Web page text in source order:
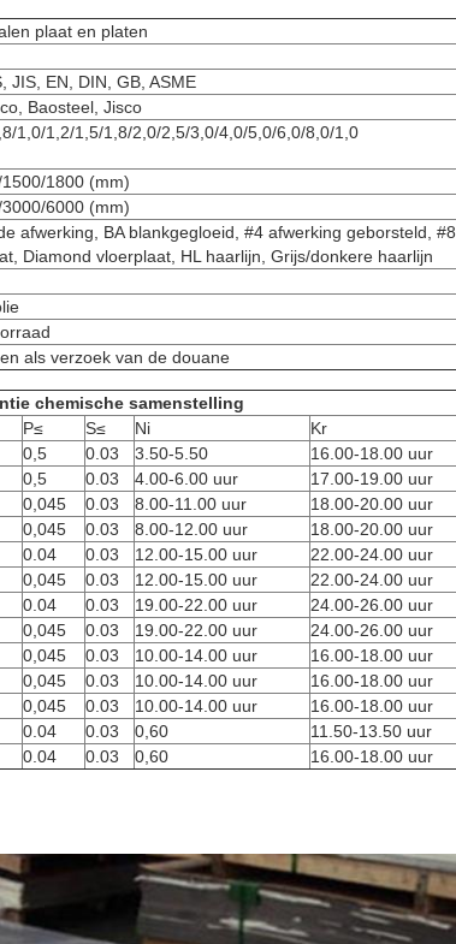
plaat en platen
JIS, EN, DIN, GB, ASME
Baosteel, Jisco
1,0/1,2/1,5/1,8/2,0/2,5/3,0/4,0/5,0/6,0/8,0/1,0
1800 (mm)
6000 (mm)
afwerking, BA blankgegloeid, #4 afwerking geborsteld, #8
Diamond vloerplaat, HL haarlijn, Grijs/donkere haarlijn
als verzoek van de douane
chemische samenstelling
P≤ S≤ Ni
Kr
0,5 0.03 3.50-5.50
16.00-18.00 uur
0,5 0.03 4.00-6.00 uur
17.00-19.00 uur
0,045 0.03 8.00-11.00 uur
18.00-20.00 uur
0,045 0.03 8.00-12.00 uur
18.00-20.00 uur
0.04 0.03 12.00-15.00 uur
22.00-24.00 uur
0,045 0.03 12.00-15.00 uur
22.00-24.00 uur
0.04 0.03 19.00-22.00 uur
24.00-26.00 uur
0,045 0.03 19.00-22.00 uur
24.00-26.00 uur
0,045 0.03 10.00-14.00 uur
16.00-18.00 uur
0,045 0.03 10.00-14.00 uur
16.00-18.00 uur
0,045 0.03 10.00-14.00 uur
16.00-18.00 uur
0.04 0.03 0,60
11.50-13.50 uur
0.04 0.03 0,60 16.00-18.00 uur